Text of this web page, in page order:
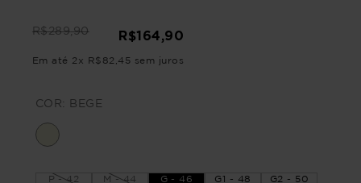
R$289,90 R$164,90
Em até 2 x R$ 82 45 sem juros
COR: BEGE
P - 42 M - 44 G - 46 G1 - 48 G2 - 50